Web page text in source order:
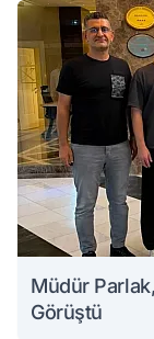
Müdür
Görüştü